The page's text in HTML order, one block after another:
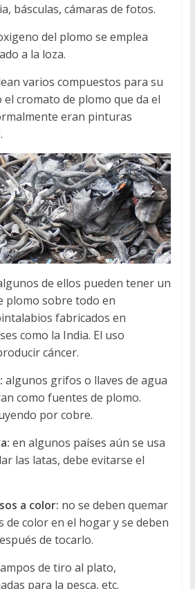
básculas, cámaras de fotos.
del plomo se emplea
a la loza.
varios compuestos para su
cromato de plomo que da el
eran pinturas
de ellos pueden tener un
plomo sobre todo en
fabricados en
como la India. El uso
cáncer.
algunos grifos o llaves de agua
como fuentes de plomo.
por cobre.
en algunos países aún se usa
las latas, debe evitarse el
a color: no se deben quemar
de color en el hogar y se deben
de tocarlo.
de tiro al plato,
para la pesca, etc.